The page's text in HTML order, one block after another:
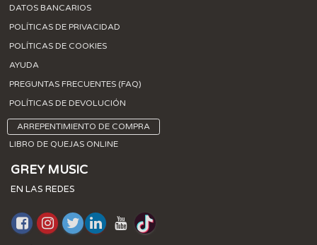
DATOS BANCARIOS
POLÍTICAS DE PRIVACIDAD
POLÍTICAS DE COOKIES
AYUDA
PREGUNTAS FRECUENTES (FAQ)
POLÍTICAS DE DEVOLUCIÓN
ARREPENTIMIENTO DE COMPRA
LIBRO DE QUEJAS ONLINE
GREY MUSIC
EN LAS REDES